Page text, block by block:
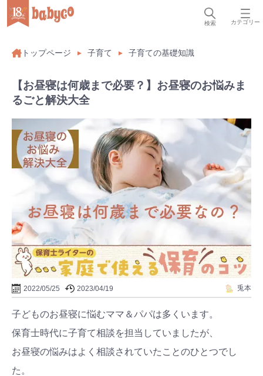
検索 カテゴリー
トップページ 子育て 子育ての基礎知識
【お昼寝は何歳まで必要？】お昼寝のお悩みま
るごと解決大全
2022/05/25 2023/04/19 兎本
子どものお昼寝に悩むママ＆パパは多くいます。
保育士時代に子育て相談を担当していましたが、
お昼寝の悩みはよく相談されていたことのひとつでし
た。